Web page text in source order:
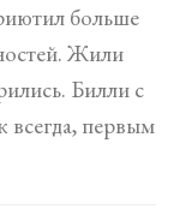
больше
Жили
Билли с
всегда, первым